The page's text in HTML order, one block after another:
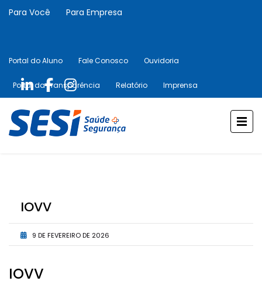
Para Você Para Empresa
Portal do Aluno Fale Conosco Ouvidoria
Portal da Transparência Relatório Imprensa
IOVV
9 DE FEVEREIRO DE 2026
IOVV